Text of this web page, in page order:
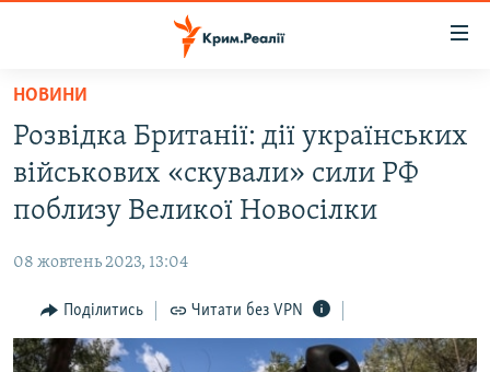
Перейти
основного
матеріалу
Перейти
до
основної
Перейти
до
пошуку
ВОДА.КРИМ
ВІДЕО ТА ФОТО
БЛОГИ
ПОГЛЯД
ІНТЕРВ'Ю
НОВИНИ
Розвідка Британії: дії українських
військових «скували» сили РФ
поблизу Великої Новосілки
08 жовтень 2023, 13:04
Поділитись Читати без VPN